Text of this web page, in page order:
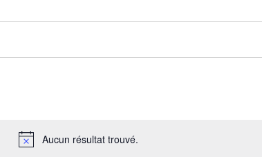
Notice
Aucun résultat trouvé.